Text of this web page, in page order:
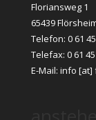
Floriansweg 1
65439
Telefon: 0 61
Telefax: 0 61
E-Mail: info [at]